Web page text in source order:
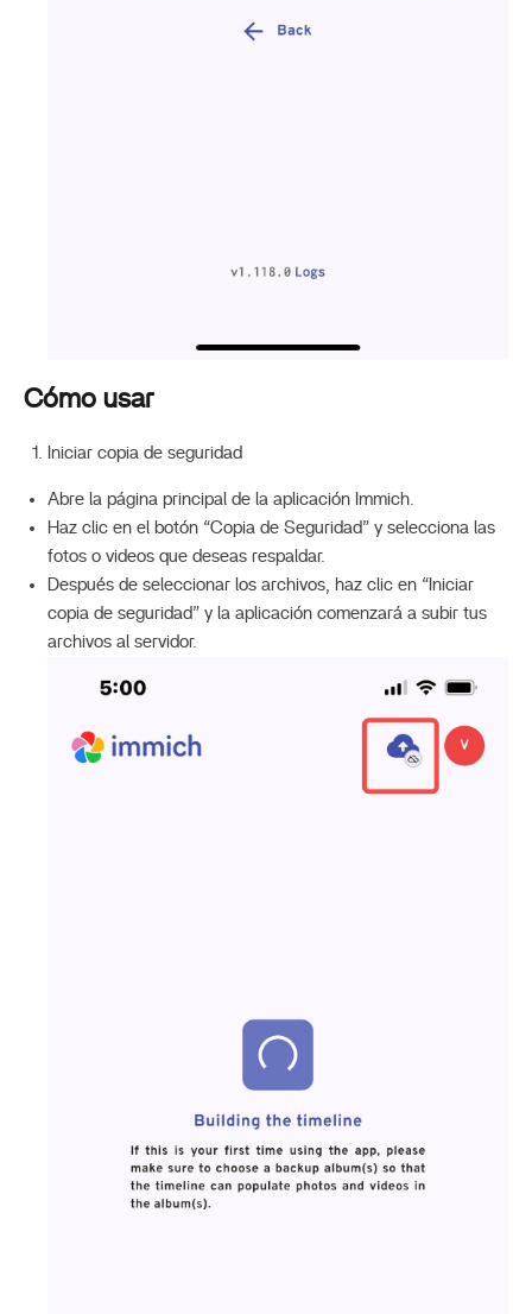
Cómo usar
Iniciar copia de seguridad
Abre la página principal de la aplicación Immich.
Haz clic en el botón “Copia de Seguridad” y selecciona las
fotos o videos que deseas respaldar.
Después de seleccionar los archivos, haz clic en “Iniciar
copia de seguridad” y la aplicación comenzará a subir tus
archivos al servidor.